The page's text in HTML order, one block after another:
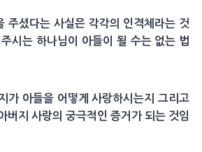
주셨다는 사실은 각각의 인격체라는 것
시는 하나님이 아들이 될 수는 없는 법
가 아들을 어떻게 사랑하시는지 그리고
버지 사랑의 궁극적인 증거가 되는 것임